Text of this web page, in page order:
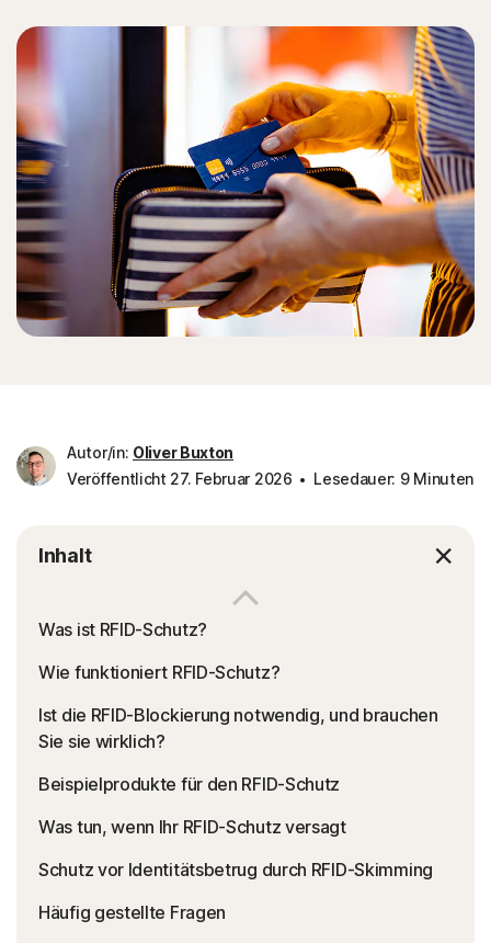
Autor/in: Oliver Buxton
Veröffentlicht 27. Februar 2026
Lesedauer: 9 Minuten
Inhalt
Was ist RFID-Schutz?
Wie funktioniert RFID-Schutz?
Ist die RFID-Blockierung notwendig, und brauchen
Sie sie wirklich?
Beispielprodukte für den RFID-Schutz
Was tun, wenn Ihr RFID-Schutz versagt
Schutz vor Identitätsbetrug durch RFID-Skimming
Häufig gestellte Fragen